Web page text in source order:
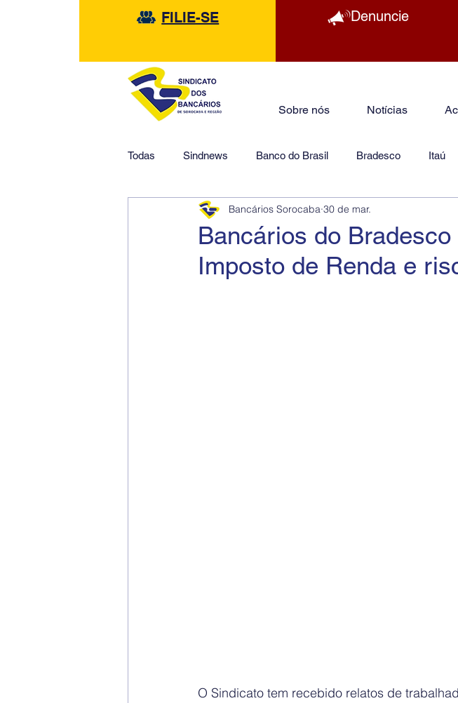
FILIE-SE Denuncie
Sobre nós Notícias
Todas Sindnews Banco do Brasil Bradesco Itaú
HSBC Financeiras Jurídico
Bancários do
Imposto de Renda e
Bancários Sorocaba 30 de mar.
O Sindicato tem recebido relatos de